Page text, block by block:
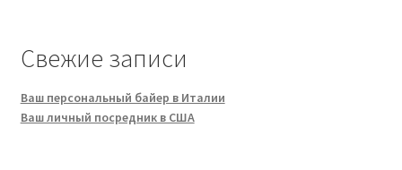
Свежие записи
Ваш персональный байер в Италии
Ваш личный посредник в США